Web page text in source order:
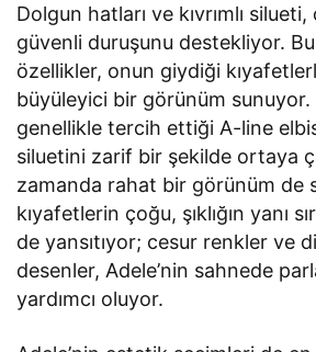
Dolgun hatları ve kıvrımlı
güvenli duruşunu destekliyor.
özellikler, onun giydiği
büyüleyici bir görünüm sunuyor.
genellikle tercih ettiği A-line
siluetini zarif bir şekilde ortaya
zamanda rahat bir görünüm de
kıyafetlerin çoğu, şıklığın yanı
de yansıtıyor; cesur renkler ve
desenler, Adele’nin sahnede
yardımcı oluyor.